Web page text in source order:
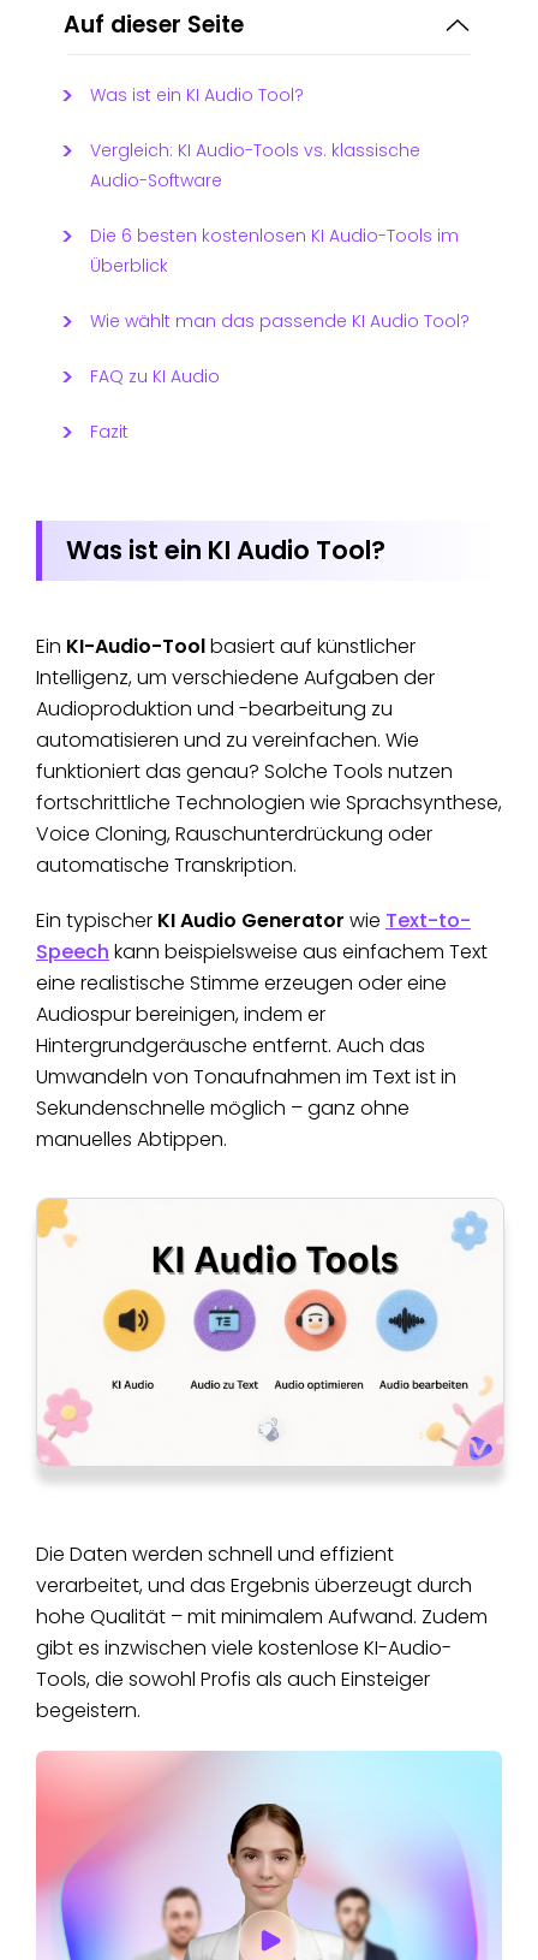
Auf dieser Seite
Was ist ein KI Audio Tool?
Vergleich: KI Audio-Tools vs. klassische
Audio-Software
Die 6 besten kostenlosen KI Audio-Tools im
Überblick
Wie wählt man das passende KI Audio Tool?
FAQ zu KI Audio
Fazit
Was ist ein KI Audio Tool?
Ein KI-Audio-Toolbasiert auf künstlicher
Intelligenz, um verschiedene Aufgaben der
Audioproduktion und -bearbeitung zu
automatisieren und zu vereinfachen. Wie
funktioniert das genau? Solche Tools nutzen
fortschrittliche Technologien wie Sprachsynthese,
Voice Cloning, Rauschunterdrückung oder
automatische Transkription.
Ein typischer KI Audio Generator wie Text-to-
Speech kann beispielsweise aus einfachem Text
eine realistische Stimme erzeugen oder eine
Audiospur bereinigen, indem er
Hintergrundgeräusche entfernt. Auch das
Umwandeln von Tonaufnahmen im Text ist in
Sekundenschnelle möglich – ganz ohne
manuelles Abtippen.
Die Daten werden schnell und effizient
verarbeitet, und das Ergebnis überzeugt durch
hohe Qualität – mit minimalem Aufwand. Zudem
gibt es inzwischen viele kostenlose KI-Audio-
Tools, die sowohl Profis als auch Einsteiger
begeistern.